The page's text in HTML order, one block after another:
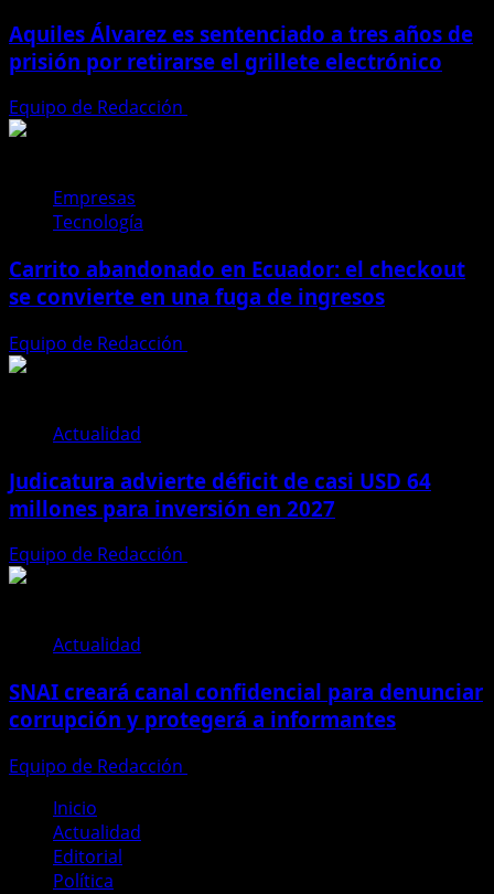
Aquiles Álvarez es sentenciado a tres años de
prisión por retirarse el grillete electrónico
Equipo de Redacción
Empresas
Tecnología
Carrito abandonado en Ecuador: el checkout
se convierte en una fuga de ingresos
Equipo de Redacción
Actualidad
Judicatura advierte déficit de casi USD 64
millones para inversión en 2027
Equipo de Redacción
Actualidad
SNAI creará canal confidencial para denunciar
corrupción y protegerá a informantes
Equipo de Redacción
Inicio
Actualidad
Editorial
Política